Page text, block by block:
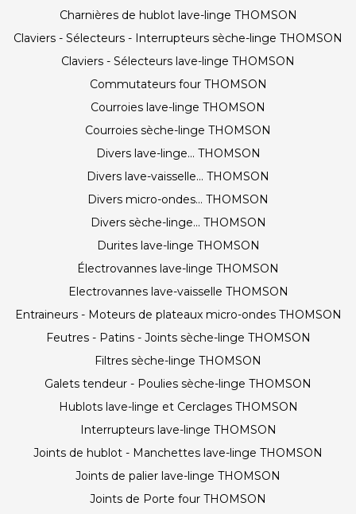
Charnières de hublot lave-linge THOMSON
Claviers - Sélecteurs - Interrupteurs sèche-linge THOMSON
Claviers - Sélecteurs lave-linge THOMSON
Commutateurs four THOMSON
Courroies lave-linge THOMSON
Courroies sèche-linge THOMSON
Divers lave-linge... THOMSON
Divers lave-vaisselle... THOMSON
Divers micro-ondes... THOMSON
Divers sèche-linge... THOMSON
Durites lave-linge THOMSON
Électrovannes lave-linge THOMSON
Electrovannes lave-vaisselle THOMSON
Entraineurs - Moteurs de plateaux micro-ondes THOMSON
Feutres - Patins - Joints sèche-linge THOMSON
Filtres sèche-linge THOMSON
Galets tendeur - Poulies sèche-linge THOMSON
Hublots lave-linge et Cerclages THOMSON
Interrupteurs lave-linge THOMSON
Joints de hublot - Manchettes lave-linge THOMSON
Joints de palier lave-linge THOMSON
Joints de Porte four THOMSON